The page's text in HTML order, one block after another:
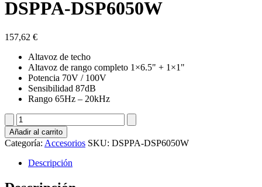
DSPPA-DSP6050W
157,62 €
Altavoz de techo
Altavoz de rango completo 1×6.5" + 1×1"
Potencia 70V / 100V
Sensibilidad 87dB
Rango 65Hz – 20kHz
DSPPA-
DSP6050W
cantidad
Añadir al carrito
Categoría: Accesorios SKU: DSPPA-DSP6050W
Descripción